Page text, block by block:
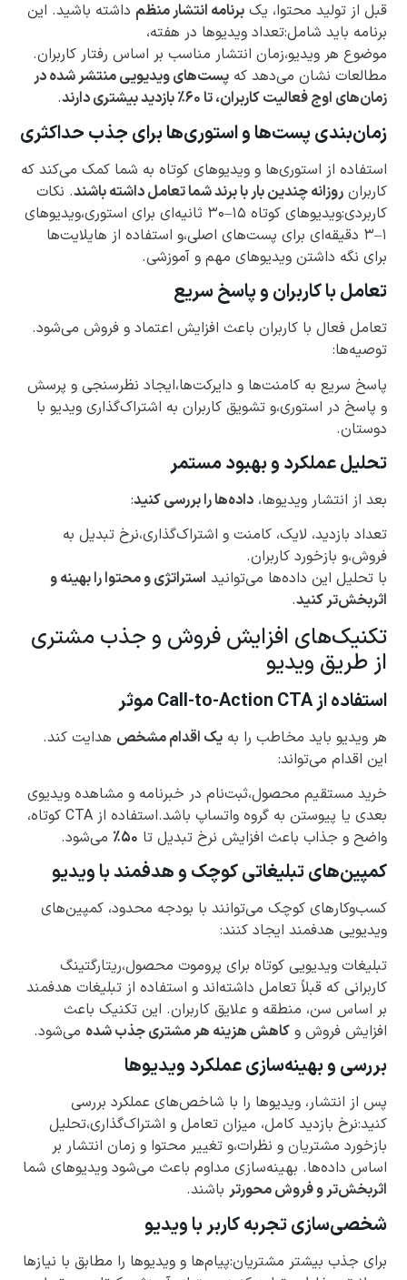
قبل از تولید محتوا، یک برنامه انتشار منظم داشته باشید. این
برنامه باید شامل:تعداد ویدیوها در هفته،
موضوع هر ویدیو،زمان انتشار مناسب بر اساس رفتار کاربران.
مطالعات نشان می‌دهد که پست‌های ویدیویی منتشر شده در
زمان‌های اوج فعالیت کاربران، تا ۶۰٪ بازدید بیشتری دارند
.
زمان‌بندی پست‌ها و استوری‌ها برای جذب حداکثری
استفاده از استوری‌ها و ویدیوهای کوتاه به شما کمک می‌کند که
کاربران روزانه چندین بار با برند شما تعامل داشته باشند. نکات
کاربردی:ویدیوهای کوتاه ۱۵–۳۰ ثانیه‌ای برای استوری،ویدیوهای
۱–۳ دقیقه‌ای برای پست‌های اصلی،و استفاده از هایلایت‌ها
برای نگه داشتن ویدیوهای مهم و آموزشی.
تعامل با کاربران و پاسخ سریع
تعامل فعال با کاربران باعث افزایش اعتماد و فروش می‌شود.
توصیه‌ها:
پاسخ سریع به کامنت‌ها و دایرکت‌ها،ایجاد نظرسنجی و پرسش
و پاسخ در استوری،و تشویق کاربران به اشتراک‌گذاری ویدیو با
دوستان.
تحلیل عملکرد و بهبود مستمر
بعد از انتشار ویدیوها، داده‌ها را بررسی کنید:
تعداد بازدید، لایک، کامنت و اشتراک‌گذاری،نرخ تبدیل به
فروش،و بازخورد کاربران.
با تحلیل این داده‌ها می‌توانید استراتژی و محتوا را بهینه و
اثربخش‌تر کنید.
تکنیک‌های افزایش فروش و جذب مشتری
از طریق ویدیو
استفاده از Call-to-Action CTA موثر
هر ویدیو باید مخاطب را به یک اقدام مشخص هدایت کند.
این اقدام می‌تواند:
خرید مستقیم محصول،ثبت‌نام در خبرنامه و مشاهده ویدیوی
بعدی یا پیوستن به گروه واتساپ باشد.استفاده از CTA کوتاه،
واضح و جذاب باعث افزایش نرخ تبدیل تا ۵۰٪ می‌شود.
کمپین‌های تبلیغاتی کوچک و هدفمند با ویدیو
کسب‌وکارهای کوچک می‌توانند با بودجه محدود، کمپین‌های
ویدیویی هدفمند ایجاد کنند:
تبلیغات ویدیویی کوتاه برای پروموت محصول،ریتارگتینگ
کاربرانی که قبلاً تعامل داشته‌اند و استفاده از تبلیغات هدفمند
بر اساس سن، منطقه و علایق کاربران. این تکنیک باعث
افزایش فروش و کاهش هزینه هر مشتری جذب شده می‌شود.
بررسی و بهینه‌سازی عملکرد ویدیوها
پس از انتشار، ویدیوها را با شاخص‌های عملکرد بررسی
کنید:نرخ بازدید کامل، میزان تعامل و اشتراک‌گذاری،تحلیل
بازخورد مشتریان و نظرات،و تغییر محتوا و زمان انتشار بر
اساس داده‌ها. بهینه‌سازی مداوم باعث می‌شود ویدیوهای شما
اثربخش‌تر و فروش محورتر باشند.
شخصی‌سازی تجربه کاربر با ویدیو
برای جذب بیشتر مشتریان:پیام‌ها و ویدیوها را مطابق با نیازها